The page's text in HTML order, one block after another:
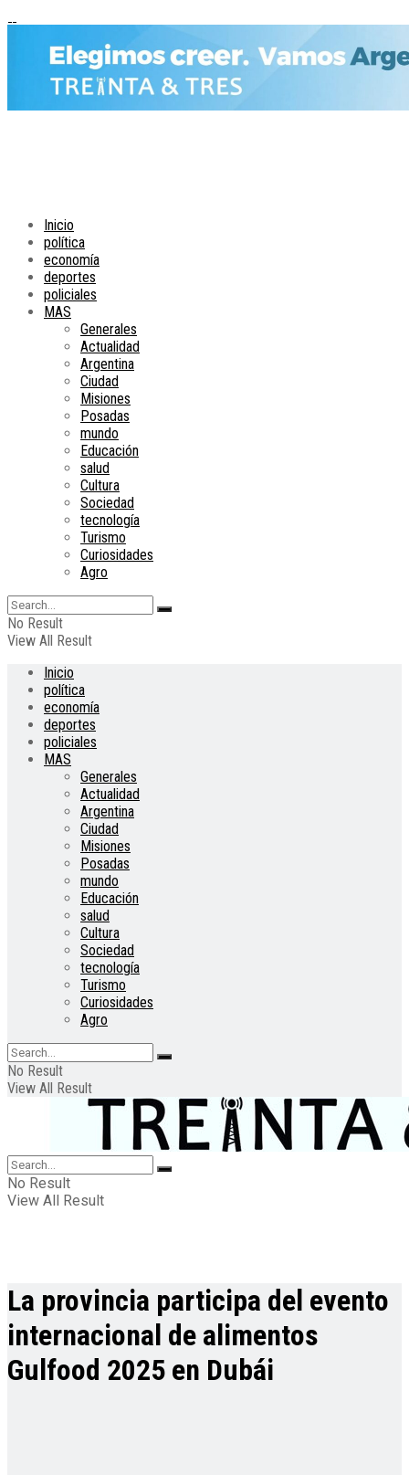
Inicio
política
economía
deportes
policiales
MAS
Generales
Actualidad
Argentina
Ciudad
Misiones
Posadas
mundo
Educación
salud
Cultura
Sociedad
tecnología
Turismo
Curiosidades
Agro
No Result
View All Result
Inicio
política
economía
deportes
policiales
MAS
Generales
Actualidad
Argentina
Ciudad
Misiones
Posadas
mundo
Educación
salud
Cultura
Sociedad
tecnología
Turismo
Curiosidades
Agro
No Result
View All Result
No Result
View All Result
La provincia participa del evento
internacional de alimentos
Gulfood 2025 en Dubái